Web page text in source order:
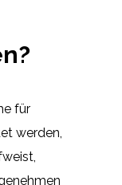
für
werden,